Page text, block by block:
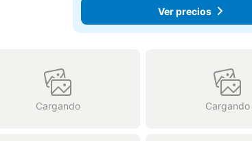
Ver precios
Cargando Cargando